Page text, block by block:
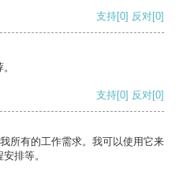
支持[0] 反对[0]
支持[0] 反对[0]
所有的工作需求。我可以使用它来
排等。